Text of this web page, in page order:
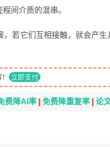
间介质的混串。
若它们互相接触，就会产
立即支付
费降AI率 免费降重复率 论